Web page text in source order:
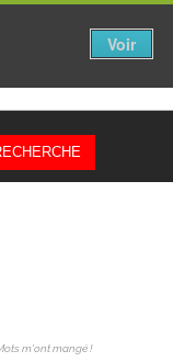
m'ont mangé !
Voir